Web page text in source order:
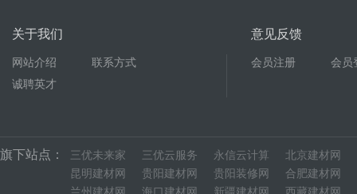
关于我们
网站介绍
联系方式
诚聘英才
意见反馈
会员注册 会员
旗下站点： 三优未来家 三优云服务 永信云计算 北京建材网
昆明建材网
贵阳建材网 贵阳装修网 合肥建材网